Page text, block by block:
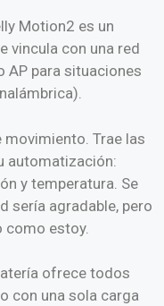
Motion2 es un
vincula con una red
AP para situaciones
Trae las
automatización:
y temperatura. Se
sería agradable, pero
como estoy.
ofrece todos
con una sola carga